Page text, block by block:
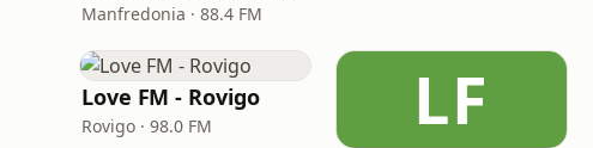
Manfredonia · 88.4 FM
Love FM - Rovigo
Rovigo · 98.0 FM LF